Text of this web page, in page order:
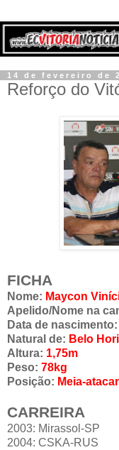
14 de fevereiro de
Reforço do
FICHA
Nome: Maycon
Apelido/Nome na
Data de nascimento:
Natural de: Belo
Altura: 1,75m
Peso: 78kg
Posição: Meia-
CARREIRA
2003: Mirassol-SP
2004: CSKA-RUS